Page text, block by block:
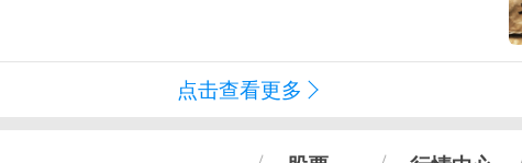
点击查看更多